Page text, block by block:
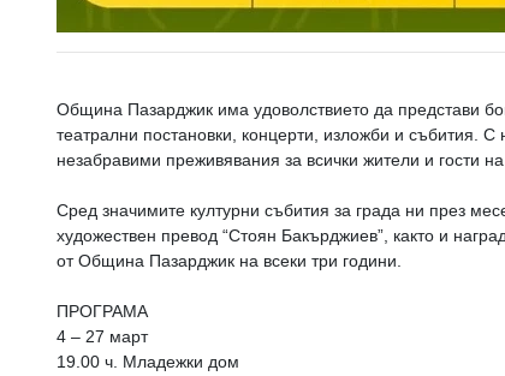
Община Пазарджик има удоволствието да представи
театрални постановки, концерти, изложби и събития.
незабравими преживявания за всички жители и гости
Сред значимите културни събития за града ни през
художествен превод “Стоян Бакърджиев”, както и
от Община Пазарджик на всеки три години.
ПРОГРАМА
4 – 27 март
19.00 ч. Младежки дом